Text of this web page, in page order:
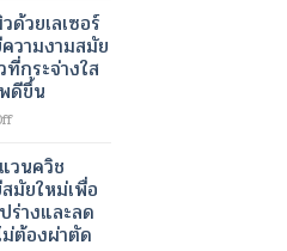
ใหม่
เพื่อ
การ
ลด
สื่อสาร
ได้
เทคโนโลยี
ทางการ
แพทย์
สมัย
เปลี่ยนแปลง
ชีวิต
ของ
ผู้
ป่วย
ห้อง
ผ่าตัด
บน
คลา
วด์
เทคโนโลยี
ดูแล
รักษา
ทางการ
ผ่าตัด
สมัย
วยเลเซอร์
วามงามสมัย
กระจ่างใส
ดีขึ้น
on
ฟื้นฟู
ผิว
ด้วย
เลเซอร์
เทคโนโลยี
วนควิช
มัยใหม่เพื่อ
ร่างและลด
ม่ต้องผ่าตัด